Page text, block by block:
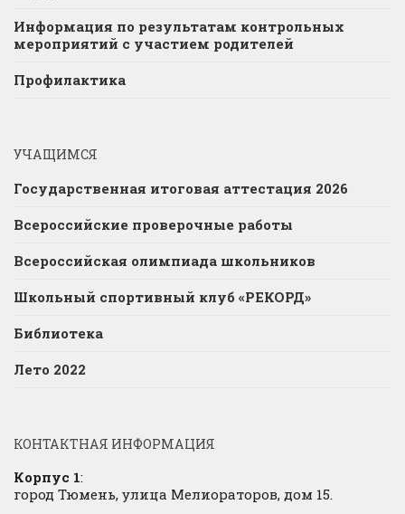
Информация по результатам контрольных
мероприятий с участием родителей
Профилактика
УЧАЩИМСЯ
Государственная итоговая аттестация 2026
Всероссийские проверочные работы
Всероссийская олимпиада школьников
Школьный спортивный клуб «РЕКОРД»
Библиотека
Лето 2022
КОНТАКТНАЯ ИНФОРМАЦИЯ
Корпус 1:
город Тюмень, улица Мелиораторов, дом 15.